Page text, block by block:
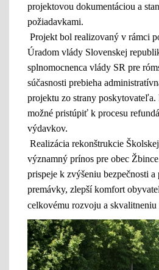
projektovou dokumentáciou a
požiadavkami.
Projekt bol realizovaný v rámci
Úradom vlády Slovenskej
splnomocnenca vlády SR pre
súčasnosti prebieha
projektu zo strany poskytovateľa.
možné pristúpiť k procesu
výdavkov.
Realizácia rekonštrukcie
významný prínos pre obec
prispeje k zvýšeniu bezpečnosti a
premávky, zlepší komfort
celkovému rozvoju a